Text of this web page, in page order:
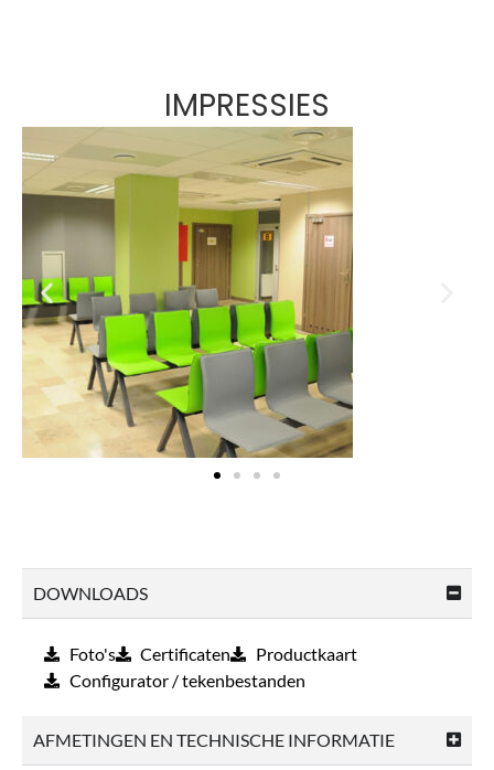
IMPRESSIES
DOWNLOADS
Foto's Certificaten
Productkaart
Configurator / tekenbestanden
AFMETINGEN EN TECHNISCHE INFORMATIE